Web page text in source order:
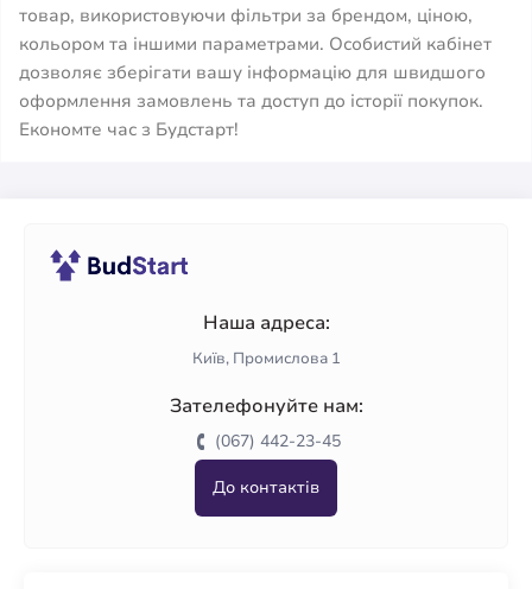
товар, використовуючи фільтри за брендом, ціною,
кольором та іншими параметрами. Особистий кабінет
дозволяє зберігати вашу інформацію для швидшого
оформлення замовлень та доступ до історії покупок.
Економте час з Будстарт!
Наша адреса:
Київ, Промислова 1
Зателефонуйте нам:
(067) 442-23-45
До контактів